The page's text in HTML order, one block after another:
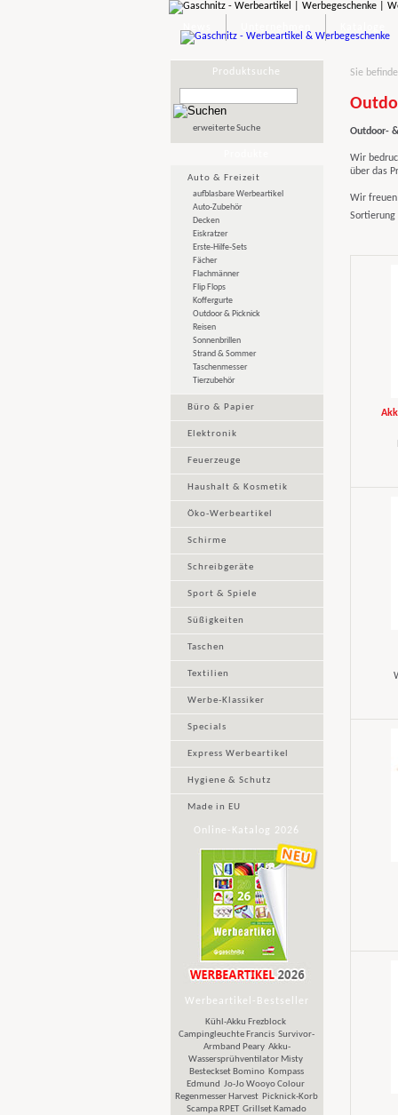
Produktsuche
erweiterte Suche
Auto & Freizeit
aufblasbare Werbeartikel
Auto-Zubehör
Decken
Eiskratzer
Erste-Hilfe-Sets
Fächer
Flachmänner
Flip Flops
Koffergurte
Outdoor & Picknick
Reisen
Sonnenbrillen
Strand & Sommer
Taschenmesser
Tierzubehör
Büro & Papier
Elektronik
Feuerzeuge
Haushalt & Kosmetik
Öko-Werbeartikel
Schirme
Schreibgeräte
Sport & Spiele
Süßigkeiten
Taschen
Textilien
Werbe-Klassiker
Specials
Express Werbeartikel
Hygiene & Schutz
Made in EU
Online-Katalog 2026
Werbeartikel-Bestseller
Kühl-Akku Frezblock
Campingleuchte Francis Survivor-
Armband Peary Akku-
Wassersprühventilator Misty
Besteckset Bomino Kompass
Edmund Jo-Jo Wooyo Colour
Regenmesser Harvest Picknick-Korb
Scampa RPET Grillset Kamado
Sie
Outdoor-
Wir
über das
Wir